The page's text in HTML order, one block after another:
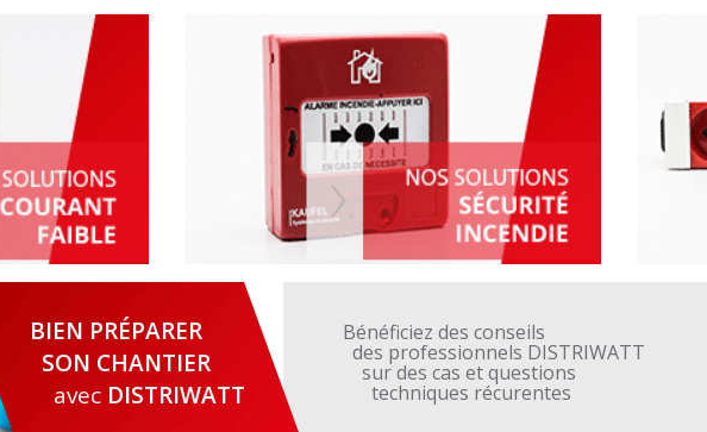
Bénéficiez des conseils
des professionnels DISTRIWATT
sur des cas et questions
techniques récurentes
BIEN PRÉPARER
SON CHANTIER
avec DISTRIWATT